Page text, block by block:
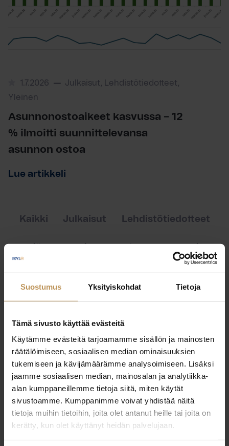
Suostumus Yksityiskohdat Tietoja
Tämä sivusto käyttää evästeitä
Käytämme evästeitä tarjoamamme sisällön ja mainosten
räätälöimiseen, sosiaalisen median ominaisuuksien
tukemiseen ja kävijämäärämme analysoimiseen. Lisäksi
jaamme sosiaalisen median, mainosalan ja analytiikka-
alan kumppaneillemme tietoja siitä, miten käytät
sivustoamme. Kumppanimme voivat yhdistää näitä
tietoja muihin tietoihin, joita olet antanut heille tai joita on
kerätty, kun olet käyttänyt heidän palvelujaan.
1.7.2026
Julkaisut, Lehdistötiedotteet,
Yleinen
Asunnonostoaikeet kasvussa – 12
% ilmoitti suunnittelevansa
asunnon ostoa
Lue artikkeli
Kaikki Julkaisut Lehdistötiedotteet